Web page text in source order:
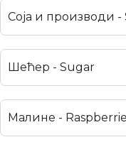
Соја и производи -
Шећер - Sugar
Малине -